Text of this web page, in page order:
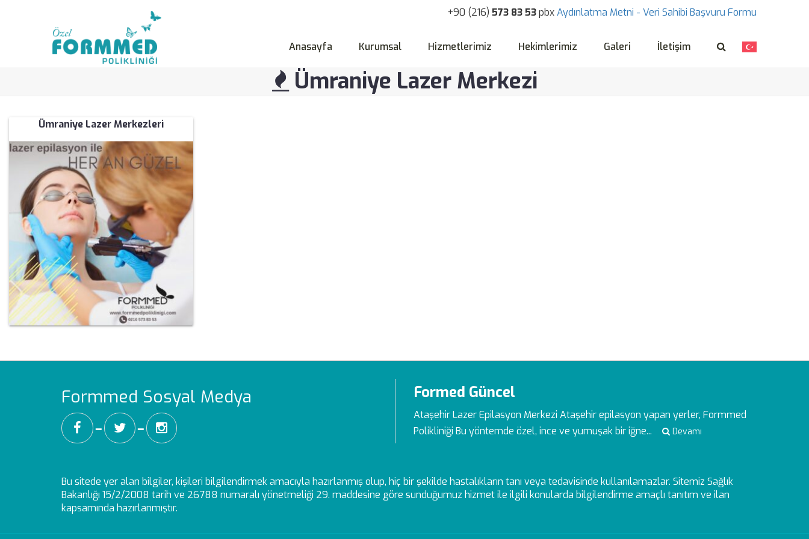
+90 (216) 573 83 53pbxAydınlatma Metni - Veri Sahibi Başvuru Formu
Anasayfa Kurumsal Hizmetlerimiz Hekimlerimiz Galeri İletişim
Ümraniye Lazer Merkezi
Ümraniye Lazer Merkezleri
Formmed Sosyal Medya
━ ━
Formed Güncel
Ataşehir Lazer Epilasyon Merkezi Ataşehir epilasyon yapan yerler, Formmed
Polikliniği Bu yöntemde özel, ince ve yumuşak bir iğne...
Devamı
Bu sitede yer alan bilgiler, kişileri bilgilendirmek amacıyla hazırlanmış olup, hiç bir şekilde hastalıkların tanı veya tedavisinde kullanılamazlar. Sitemiz Sağlık
Bakanlığı 15/2/2008 tarih ve 26788 numaralı yönetmeliği 29. maddesine göre sunduğumuz hizmet ile ilgili konularda bilgilendirme amaçlı tanıtım ve ilan
kapsamında hazırlanmıştır.